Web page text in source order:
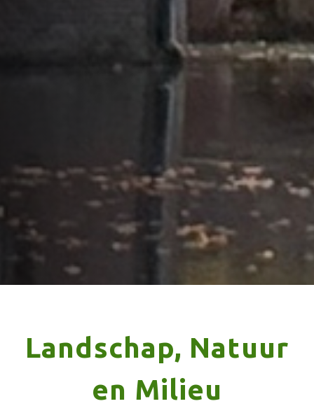
Landschap, Natuur
en Milieu